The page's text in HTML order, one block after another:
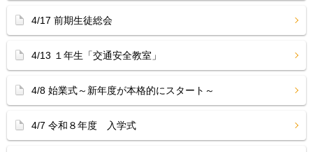
4/17 前期生徒総会
4/13 １年生「交通安全教室」
4/8 始業式～新年度が本格的にスタート～
4/7 令和８年度 入学式